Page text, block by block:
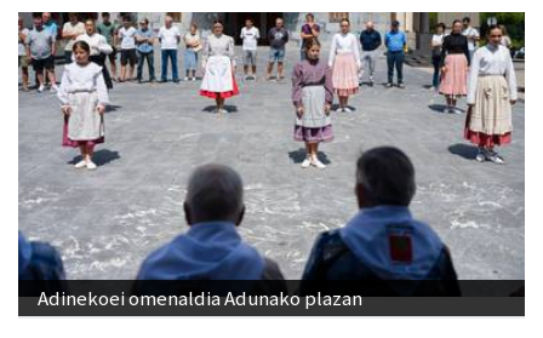
Adinekoei omenaldia Adunako plazan